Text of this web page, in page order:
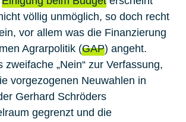
völlig unmöglich, so doch recht
vor allem was die Finanzierung
Agrarpolitik (GAP) angeht.
zweifache „Nein“ zur Verfassung,
vorgezogenen Neuwahlen in
Gerhard Schröders
gegrenzt und die